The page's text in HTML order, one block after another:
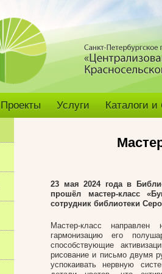
Проекты Услуги Каталоги
23 мая 2024 года в
прошёл мастер-класс
сотрудник библиотеки
Мастер-класс
гармонизацию его
способствующие
рисование и письмо двумя
успокаивать нервную